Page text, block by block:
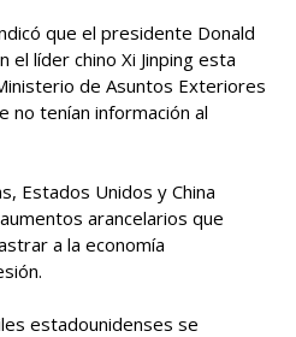
que el presidente Donald
el líder chino Xi Jinping esta
de Asuntos Exteriores
no tenían información al
Estados Unidos y China
arancelarios que
a la economía
estadounidenses se